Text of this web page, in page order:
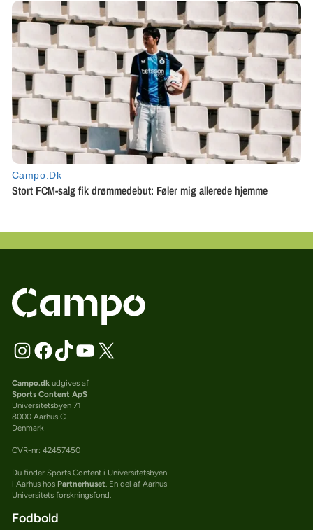
Campo.dkudgives af
Sports Content ApS
Universitetsbyen 71
8000 Aarhus C
Denmark
CVR-nr: 42457450
Du finder Sports Content i Universitetsbyen
i Aarhus hos Partnerhuset . En del af Aarhus
Universitets forskningsfond.
Fodbold